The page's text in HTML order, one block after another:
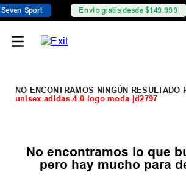
Sport Envío gratis desde $149.999
unisex-adidas-4-0-logo-moda-jd2797
No encontramos lo que
pero hay mucho para